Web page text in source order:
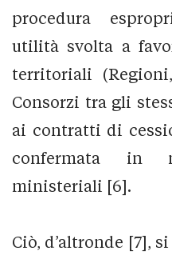
procedura
utilità svolta a
territoriali
Consorzi tra gli
ai contratti di
confermata in
ministeriali [6].
Ciò, d’altronde [7],